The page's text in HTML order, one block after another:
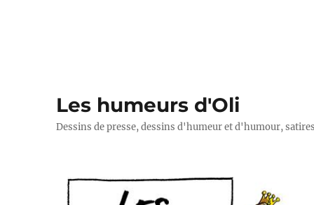
Les humeurs d'Oli
Dessins de presse, dessins d'humeur et d'humour,